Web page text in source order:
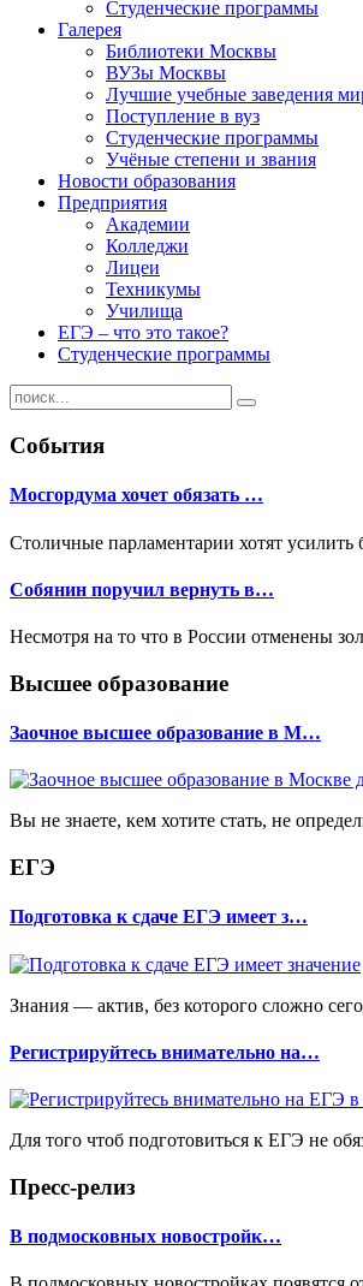
Студенческие программы
Галерея
Библиотеки Москвы
ВУЗы Москвы
Лучшие учебные заведения
Поступление в вуз
Студенческие программы
Учёные степени и звания
Новости образования
Предприятия
Академии
Колледжи
Лицеи
Техникумы
Училища
ЕГЭ – что это такое?
Студенческие программы
События
Мосгордума хочет обязать …
Столичные парламентарии хотят
Собянин поручил вернуть в…
Несмотря на то что в России отменены
Высшее образование
Заочное высшее образование в М…
Вы не знаете, кем хотите стать, не
ЕГЭ
Подготовка к сдаче ЕГЭ имеет з…
Знания — актив, без которого сложно
Регистрируйтесь внимательно на…
Для того чтоб подготовиться к ЕГЭ не
Пресс-релиз
В подмосковных новостройк…